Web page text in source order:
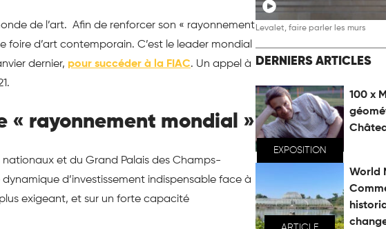
de l’art. Afin de renforcer son « rayonnement
foire d’art contemporain. C’est le leader mondial
dernier, pour succéder à la FIAC. Un appel à
« rayonnement mondial »
nationaux et du Grand Palais des Champs-
dynamique d’investissement indispensable face à
exigeant, et sur un forte capacité
Levalet, faire parler les murs
DERNIERS ARTICLES
EXPOSITION
100 x
World